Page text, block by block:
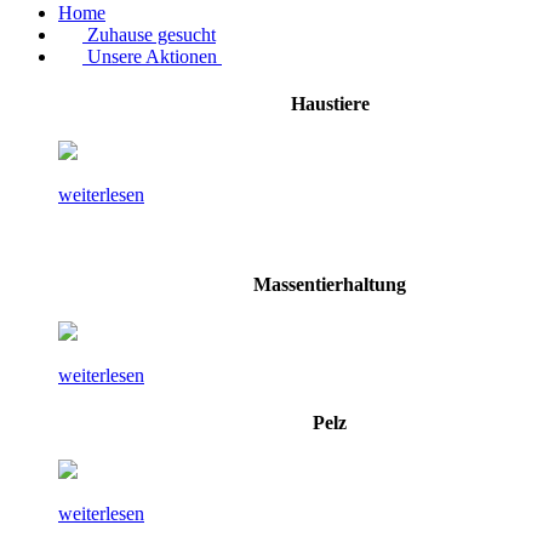
Home
Zuhause gesucht
Unsere Aktionen
Haustiere
weiterlesen
Massentierhaltung
weiterlesen
Pelz
weiterlesen